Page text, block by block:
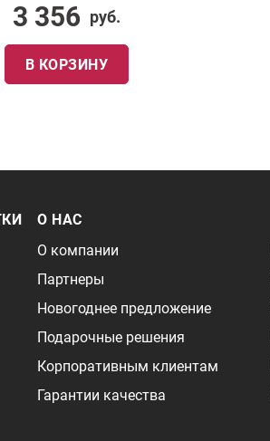
3 356 руб.
В КОРЗИНУ
О НАС
О компании
Партнеры
Новогоднее предложение
Подарочные решения
Корпоративным клиентам
Гарантии качества